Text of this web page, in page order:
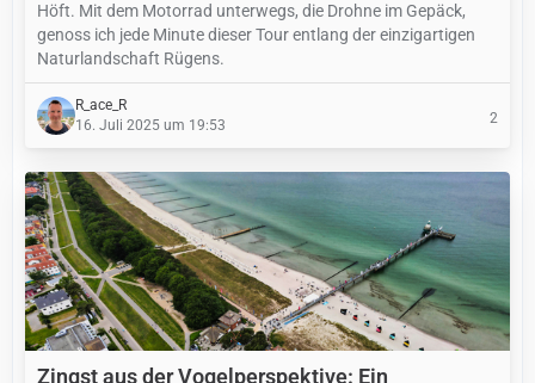
Höft. Mit dem Motorrad unterwegs, die Drohne im Gepäck,
genoss ich jede Minute dieser Tour entlang der einzigartigen
Naturlandschaft Rügens.
R_ace_R
16. Juli 2025 um 19:53
2
Zingst aus der Vogelperspektive: Ein